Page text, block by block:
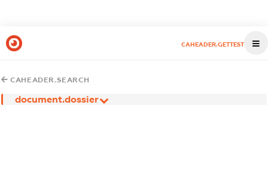
CAHEADER.GETTEST
CAHEADER.SEARCH
document.dossier